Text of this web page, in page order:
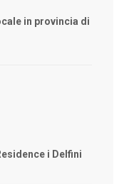
in provincia di
i Delfini